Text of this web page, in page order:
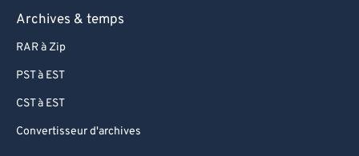
Archives & temps
RAR à Zip
PST à EST
CST à EST
Convertisseur d'archives